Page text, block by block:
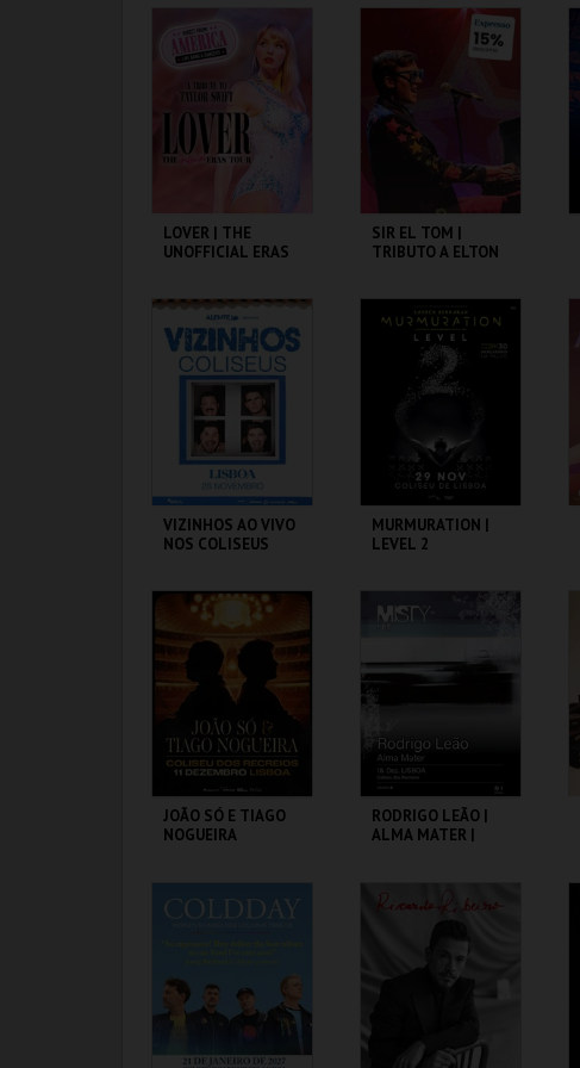
MAIS INFO
COMPRAR
COLISEU DE LISBOA
MAIS INFO
COMPRAR
LOVER | THE
UNOFFICIAL ERAS
COLISEU DE LISBOA
MAIS INFO
COMPRAR
SIR EL TOM |
TRIBUTO A ELTON
COLISEU DE LISBOA
MAIS INFO
COMPRAR
VIZINHOS AO VIVO
NOS COLISEUS
COLISEU DE LISBOA
MAIS INFO
COMPRAR
MURMURATION |
LEVEL 2
COLISEU DE LISBOA
MAIS INFO
JOÃO SÓ E TIAGO
NOGUEIRA
COMPRAR
RODRIGO LEÃO |
ALMA MATER |
MAIS INFO